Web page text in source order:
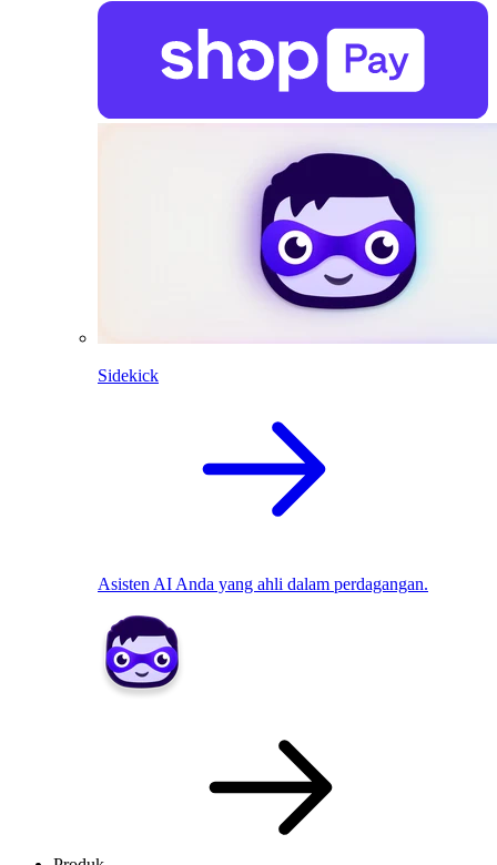
Sidekick
Asisten AI Anda yang ahli dalam perdagangan.